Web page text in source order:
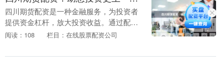
四川期货配资是一种金融服务，为投资者
提供资金杠杆，放大投资收益。通过配
资，投资者可以以较小的自有资金撬动更
四川期货配资的....
阅读：108 栏目：在线股票配资公司